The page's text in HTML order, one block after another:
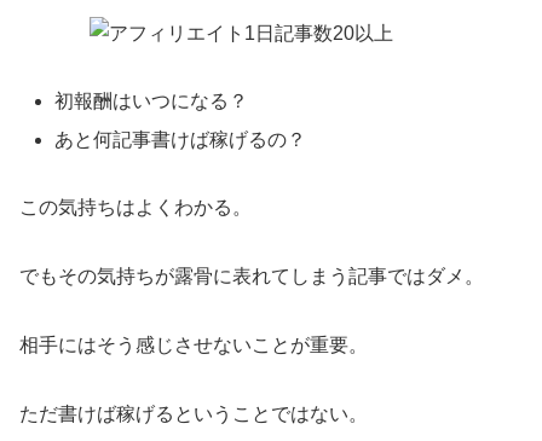
初報酬はいつになる？
あと何記事書けば稼げるの？
この気持ちはよくわかる。
でもその気持ちが露骨に表れてしまう記事ではダメ。
相手にはそう感じさせないことが重要。
ただ書けば稼げるということではない。